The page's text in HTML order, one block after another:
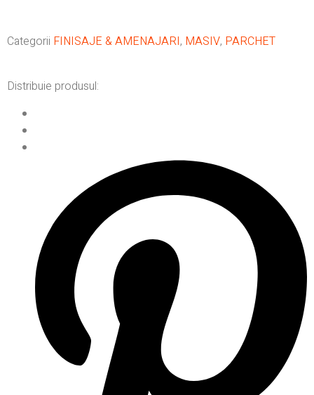
Categorii FINISAJE & AMENAJARI, MASIV, PARCHET
Distribuie produsul: